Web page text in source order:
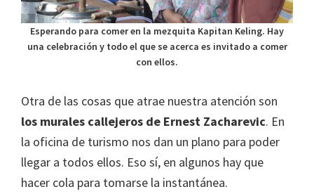
Esperando para comer en la mezquita Kapitan Keling. Hay
una celebración y todo el que se acerca es invitado a comer
con ellos.
Otra de las cosas que atrae nuestra atención son
los murales callejeros de Ernest Zacharevic. En
la oficina de turismo nos dan un plano para poder
llegar a todos ellos. Eso sí, en algunos hay que
hacer cola para tomarse la instantánea.